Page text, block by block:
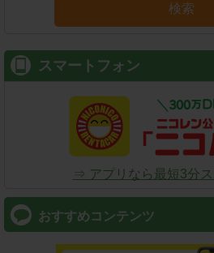
検索
スマートフォン
⇒ アプリなら最短3分ス
おすすめコンテンツ